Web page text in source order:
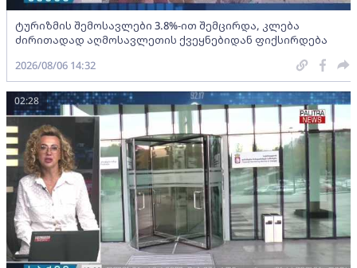
ტურიზმის შემოსავლები 3.8%-ით შემცირდა, კლება
ძირითადად აღმოსავლეთის ქვეყნებიდან ფიქსირდება
2026/08/06 14:32
02:28